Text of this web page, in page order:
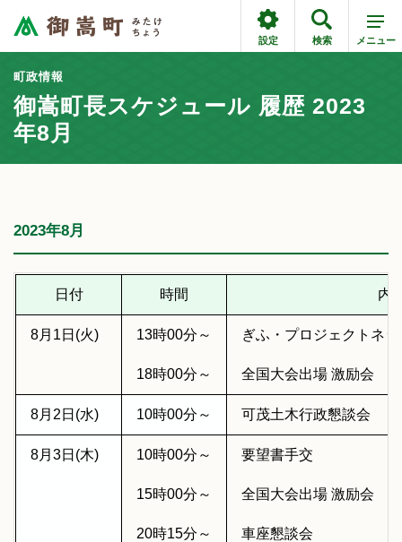
設定 検索 メニュー
町政情報
御嵩町長スケジュール 履歴 2023
年8月
2023年8月
日付 時間 内
8月1日(火) 13時00分～ ぎふ・プロジェクトネ
18時00分～ 全国大会出場 激励会
8月2日(水) 10時00分～ 可茂土木行政懇談会
8月3日(木) 10時00分～ 要望書手交
15時00分～ 全国大会出場 激励会
20時15分～ 車座懇談会